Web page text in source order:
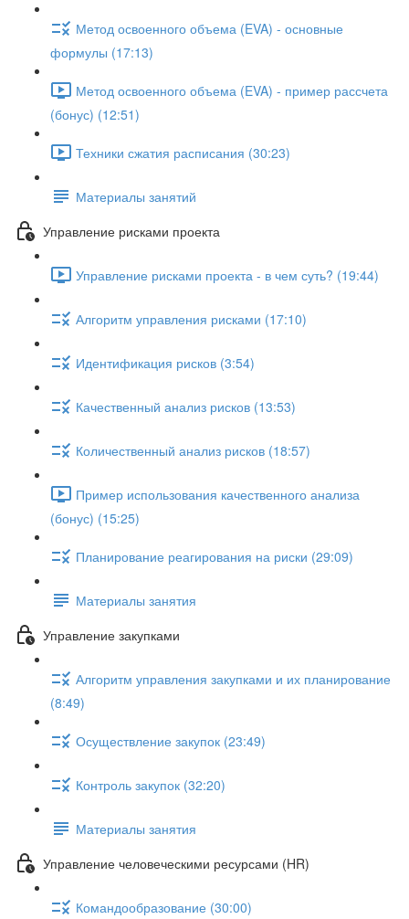
Метод освоенного объема (EVA) - основные
формулы (17:13)
Метод освоенного объема (EVA) - пример рассчета
(бонус) (12:51)
Техники сжатия расписания (30:23)
Материалы занятий
Управление рисками проекта
Управление рисками проекта - в чем суть? (19:44)
Алгоритм управления рисками (17:10)
Идентификация рисков (3:54)
Качественный анализ рисков (13:53)
Количественный анализ рисков (18:57)
Пример использования качественного анализа
(бонус) (15:25)
Планирование реагирования на риски (29:09)
Материалы занятия
Управление закупками
Алгоритм управления закупками и их планирование
(8:49)
Осуществление закупок (23:49)
Контроль закупок (32:20)
Материалы занятия
Управление человеческими ресурсами (HR)
Командообразование (30:00)